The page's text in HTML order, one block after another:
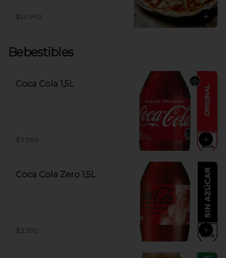
$14.990
Bebestibles
Coca Cola 1,5L
$3.990
Coca Cola Zero 1,5L
$3.990